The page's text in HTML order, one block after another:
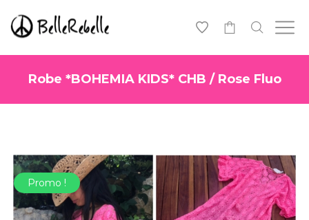
Robe *BOHEMIA KIDS* CHB / Rose Fluo
Promo !